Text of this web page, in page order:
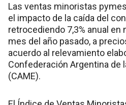
Las ventas minoristas
el impacto de la caída del
retrocediendo 7,3% anual
mes del año pasado, a
acuerdo al relevamiento
Confederación Argentina de
(CAME).